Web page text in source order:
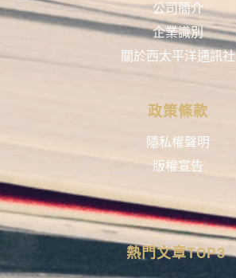
公司簡介
企業識別
關於西太平洋通訊社
政策條款
隱私權聲明
版權宣告
熱門文章TOP3